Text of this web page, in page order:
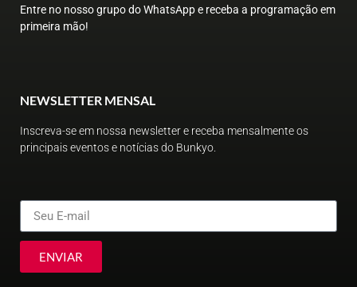
Entre no nosso grupo do WhatsApp e receba a programação em
primeira mão!
NEWSLETTER MENSAL
Inscreva-se em nossa newsletter e receba mensalmente os
principais eventos e notícias do Bunkyo.
ENVIAR